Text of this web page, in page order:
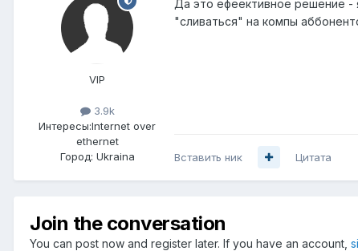
VIP
3.9k
Интересы:Internet over
ethernet
Город: Ukraina
Да это ефеективное решение -
"сливаться" на компы
Вставить ник Цитата
Join the conversation
You can post now and register later. If you have an account,